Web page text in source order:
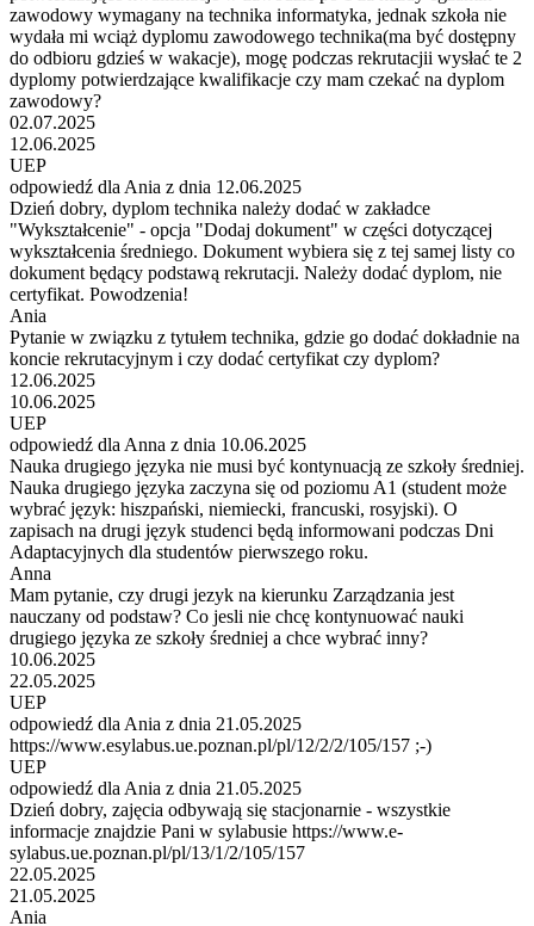
zawodowy wymagany na technika informatyka, jednak szkoła nie
wydała mi wciąż dyplomu zawodowego technika(ma być dostępny
do odbioru gdzieś w wakacje), mogę podczas rekrutacjii wysłać te 2
dyplomy potwierdzające kwalifikacje czy mam czekać na dyplom
zawodowy?
02.07.2025
12.06.2025
UEP
odpowiedź dla Ania z dnia 12.06.2025
Dzień dobry, dyplom technika należy dodać w zakładce
"Wykształcenie" - opcja "Dodaj dokument" w części dotyczącej
wykształcenia średniego. Dokument wybiera się z tej samej listy co
dokument będący podstawą rekrutacji. Należy dodać dyplom, nie
certyfikat. Powodzenia!
Ania
Pytanie w związku z tytułem technika, gdzie go dodać dokładnie na
koncie rekrutacyjnym i czy dodać certyfikat czy dyplom?
12.06.2025
10.06.2025
UEP
odpowiedź dla Anna z dnia 10.06.2025
Nauka drugiego języka nie musi być kontynuacją ze szkoły średniej.
Nauka drugiego języka zaczyna się od poziomu A1 (student może
wybrać język: hiszpański, niemiecki, francuski, rosyjski). O
zapisach na drugi język studenci będą informowani podczas Dni
Adaptacyjnych dla studentów pierwszego roku.
Anna
Mam pytanie, czy drugi jezyk na kierunku Zarządzania jest
nauczany od podstaw? Co jesli nie chcę kontynuować nauki
drugiego języka ze szkoły średniej a chce wybrać inny?
10.06.2025
22.05.2025
UEP
odpowiedź dla Ania z dnia 21.05.2025
https://www.esylabus.ue.poznan.pl/pl/12/2/2/105/157 ;-)
UEP
odpowiedź dla Ania z dnia 21.05.2025
Dzień dobry, zajęcia odbywają się stacjonarnie - wszystkie
informacje znajdzie Pani w sylabusie https://www.e-
sylabus.ue.poznan.pl/pl/13/1/2/105/157
22.05.2025
21.05.2025
Ania